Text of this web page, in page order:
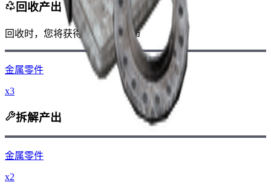
回收产出
回收时，您将获得 -45 更少 钱币
金属零件
x3
拆解产出
金属零件
x2